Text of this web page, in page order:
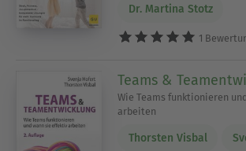
Dr. Martina Stotz
1
Teams &
Wie Teams funktionieren
arbeiten
Thorsten Visbal